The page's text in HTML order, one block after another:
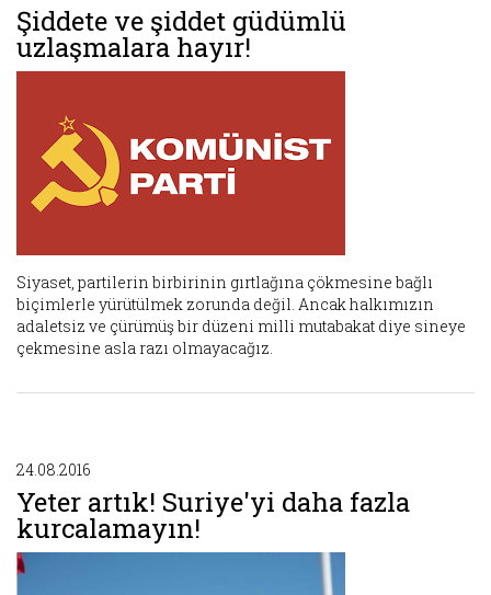
Şiddete ve şiddet güdümlü
uzlaşmalara hayır!
Siyaset, partilerin birbirinin gırtlağına çökmesine bağlı
biçimlerle yürütülmek zorunda değil. Ancak halkımızın
adaletsiz ve çürümüş bir düzeni milli mutabakat diye sineye
çekmesine asla razı olmayacağız.
24.08.2016
Yeter artık! Suriye'yi daha fazla
kurcalamayın!